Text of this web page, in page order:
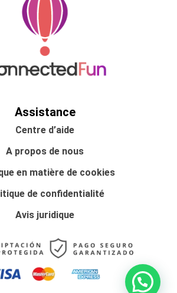
Assistance
Centre d’aide
A propos de nous
en matière de cookies
de confidentialité
Avis juridique